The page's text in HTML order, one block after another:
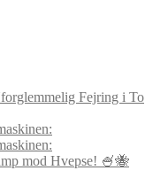
Fejring i To
mod Hvepse! 🍧🐝